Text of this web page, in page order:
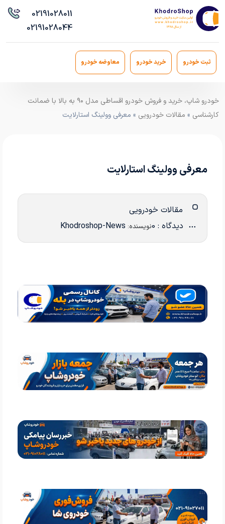
02191028011
02191028044
ثبت خودرو خرید خودرو معاوضه خودرو
خودرو شاپ، خرید و فروش خودرو اقساطی مدل ۹۰ به بالا با ضمانت
کارشناسی » مقالات خودرویی » معرفی وولینگ استارلایت
معرفی وولینگ استارلایت
مقالات خودرویی
دیدگاه : 0 نویسنده: Khodroshop-News